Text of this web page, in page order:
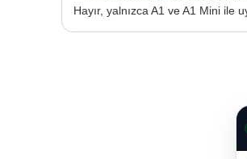
Hayır, yalnızca A1 ve A1 Mini ile